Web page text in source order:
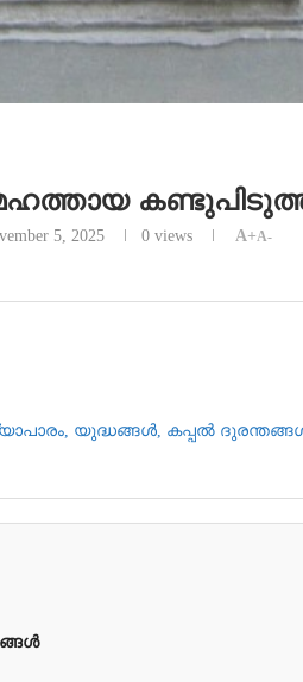
5, 2025 0 views A+A-
യുദ്ധങ്ങൾ, കപ്പൽ